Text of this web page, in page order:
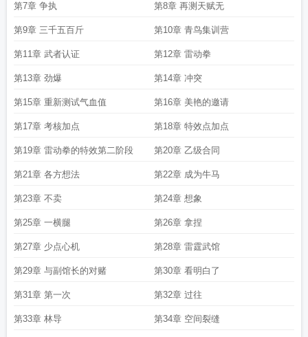
第7章 争执 第8章 再测天赋无
第9章 三千五百斤 第10章 青鸟集训营
第11章 武者认证 第12章 雷动拳
第13章 劲爆 第14章 冲突
第15章 重新测试气血值 第16章 美艳的邀请
第17章 考核加点 第18章 特效点加点
第19章 雷动拳的特效第二阶段 第20章 乙级合同
第21章 各方想法 第22章 成为牛马
第23章 不卖 第24章 想象
第25章 一横腿 第26章 拿捏
第27章 少点心机 第28章 雷霆武馆
第29章 与副馆长的对赌 第30章 看明白了
第31章 第一次 第32章 过往
第33章 林导 第34章 空间裂缝